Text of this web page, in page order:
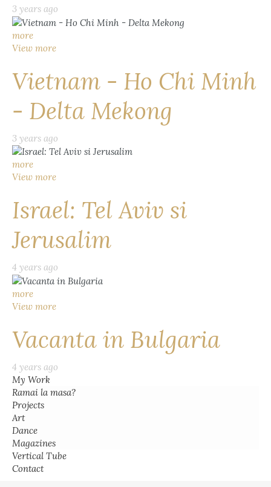
3 years ago
more
View more
Vietnam - Ho Chi Minh
- Delta Mekong
3 years ago
more
View more
Israel: Tel Aviv si
Jerusalim
4 years ago
more
View more
Vacanta in Bulgaria
4 years ago
My Work
Ramai la masa?
Projects
Art
Dance
Magazines
Vertical Tube
Contact